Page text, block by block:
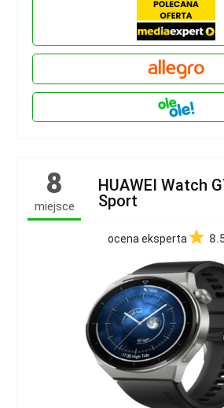
8
miejsce
HUAWEI Watch
Sport
ocena eksperta